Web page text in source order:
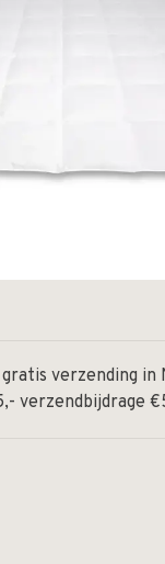
verzending in
verzendbijdrage